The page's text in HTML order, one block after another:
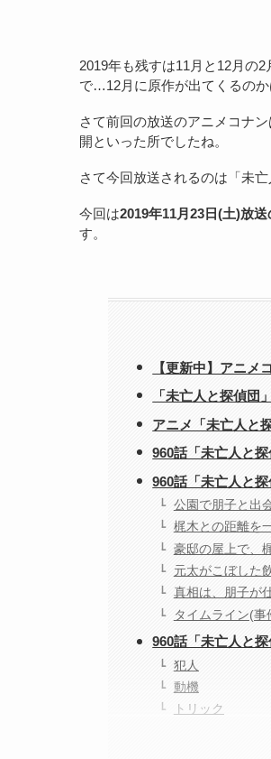
2019年も残すは11月と12月の
で…12月に原作が出てくるのか
さて前回の放送のアニメコナン
開といった所でしたね。
さて今回放送されるのは「未
今回は2019年11月23日(土)放
す。
【更新中】アニメ
「未亡人と探偵団
アニメ「未亡人と
960話「未亡人と
960話「未亡人と
公園で朋子と出
梶木との距離を
豪邸の屋上で、
元太がこぼした
真相は、朋子が
タイムライン(事
960話「未亡人と
犯人
動機
トリック